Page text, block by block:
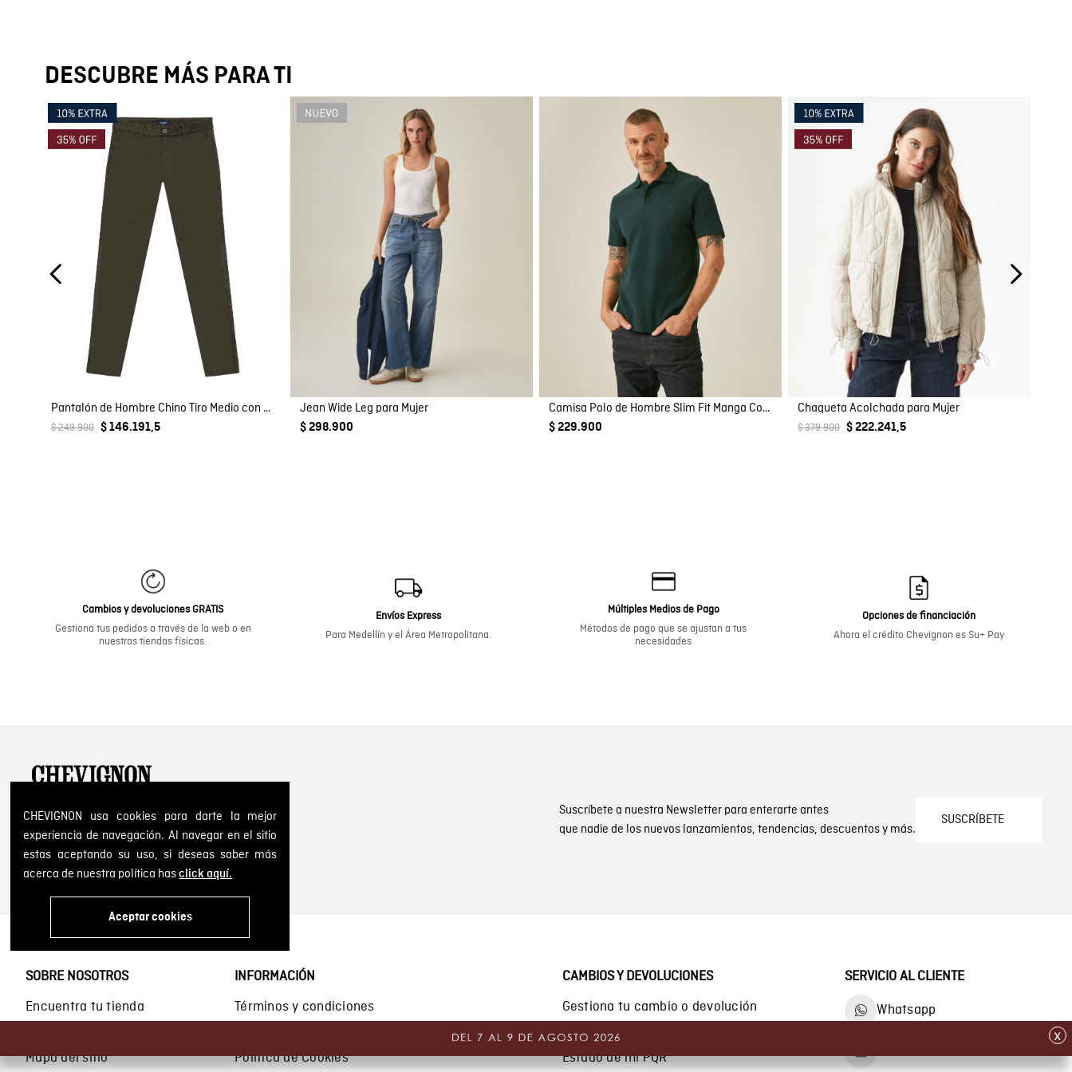
x
CHEVIGNON usa cookies para darte la mejor
experiencia de navegación. Al navegar en el sitio
estas aceptando su uso, si deseas saber más
acerca de nuestra política hasclick aquí.
Aceptar cookies
DESCUBRE MÁS PARA TI
Pantalón de Hombre Chino Tiro Medio con Bolsillos Diagonales en Mezcla de Algodón
$ 249.900 $ 146.191,5
Jean Wide Leg para Mujer
$ 298.900
Camisa Polo de Hombre Slim Fit Manga Corta con Pato Bordado en Relieve Tela Rib en 100% Algodón
$ 229.900
Chaqueta Acolchada para Mujer
$ 379.900 $ 222.241,5
Cambios y devoluciones GRATIS
Gestiona tus pedidos a través de la web o en
nuestras tiendas físicas.
Envíos Express
Para Medellín y el Área Metropolitana.
Múltiples Medios de Pago
Métodos de pago que se ajustan a tus
necesidades
Opciones de financiación
Ahora el crédito Chevignon es Su+ Pay
Suscríbete a nuestra Newsletter para enterarte antes
que nadie de los nuevos lanzamientos, tendencias, descuentos y más.
SUSCRÍBETE
Dirección: Calle 14 # 52 A 372 Medellín, Colombia
Tel: 6046041557
SOBRE NOSOTROS
Encuentra tu tienda
Mapa del sitio
INFORMACIÓN
Términos y condiciones
Términos y condiciones de promociones
Política de Cookies
CAMBIOS Y DEVOLUCIONES
Gestiona tu cambio o devolución
PQR y Otras solicitudes
Estado de mi PQR
SERVICIO AL CLIENTE
Whatsapp